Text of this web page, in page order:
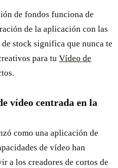
de fondos funciona de
de la aplicación con las
stock significa que nunca te
para tu Vídeo de
vídeo centrada en la
como una aplicación de
de vídeo han
a los creadores de cortos de